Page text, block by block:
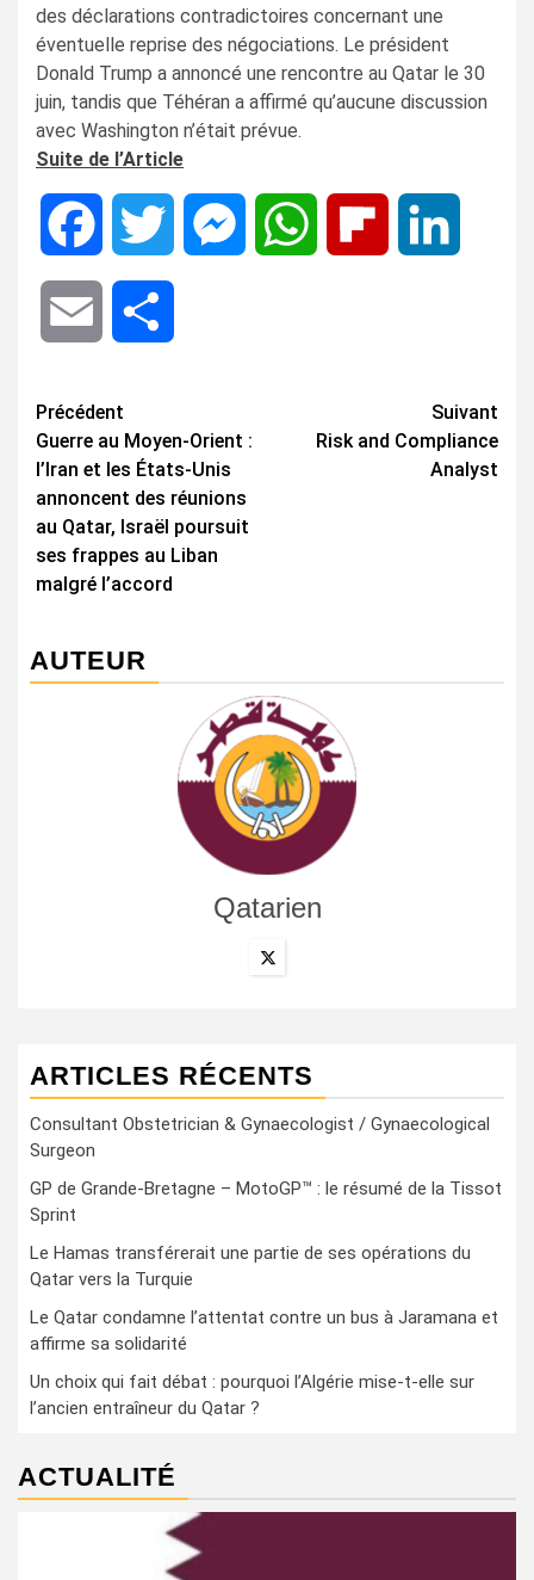
des déclarations contradictoires concernant une
éventuelle reprise des négociations. Le président
Donald Trump a annoncé une rencontre au Qatar le 30
juin, tandis que Téhéran a affirmé qu’aucune discussion
avec Washington n’était prévue.
Suite de l’Article
Facebook Twitter MessengerWhatsApp Flipboard
Email
Navigation
d’article
Précédent
Guerre au Moyen-Orient :
l’Iran et les États-Unis
annoncent des réunions
au Qatar, Israël poursuit
ses frappes au Liban
malgré l’accord
Suivant
Risk and Compliance
Analyst
AUTEUR
Qatarien
ARTICLES RÉCENTS
Consultant Obstetrician & Gynaecologist / Gynaecological
Surgeon
GP de Grande-Bretagne – MotoGP™ : le résumé de la Tissot
Sprint
Le Hamas transférerait une partie de ses opérations du
Qatar vers la Turquie
Le Qatar condamne l’attentat contre un bus à Jaramana et
affirme sa solidarité
Un choix qui fait débat : pourquoi l’Algérie mise-t-elle sur
l’ancien entraîneur du Qatar ?
ACTUALITÉ